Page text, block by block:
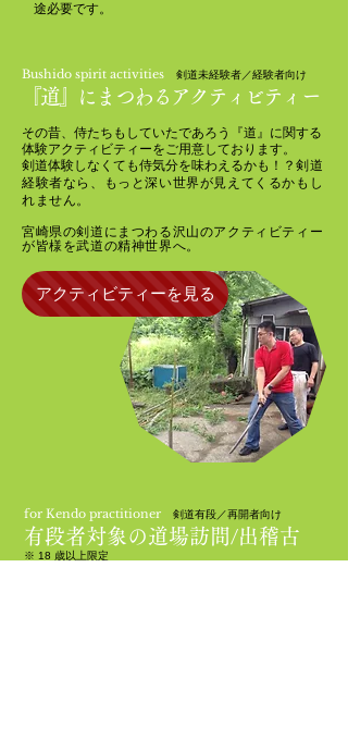
途必要です。
Bushido spirit activities 剣道未経験者／経験者向け
『道』 にまつわるアクティビティー
その昔、侍たちもしていたであろう『道』に関する
体験アクティビティーをご用意しております。
剣道体験しなくても侍気分を味わえるかも！？ 剣道
経験者なら、もっと深い世界が見えてくるかもし
れません。
​宮崎県の剣道にまつわる沢山のアクティビティー
が皆様を武道の精神世界へ。
アクティビティーを見る
for Kendo practitioner 剣道有段／再開者向け
有段者対象の道場訪問/出稽古
※ 18 歳以上限定